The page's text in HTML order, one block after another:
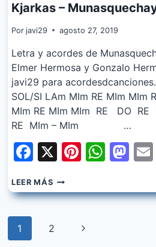
Kjarkas –
Por javi29 agosto 27, 2019
Letra y acordes de
Elmer Hermosa y Gonzalo
javi29 para
SOL/SI LAm MIm RE MIm MIm
MIm RE MIm MIm RE DO
RE MIm – MIm …
Facebook
X
LEER MÁSKJARKAS
–
MUNASQUECHAY
Navegación
de
1 2
Siguiente